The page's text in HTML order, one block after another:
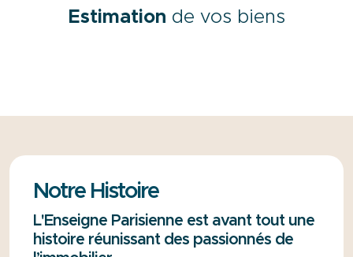
Estimation de vos biens
Notre Histoire
L'Enseigne Parisienne est avant tout une
histoire réunissant des passionnés de